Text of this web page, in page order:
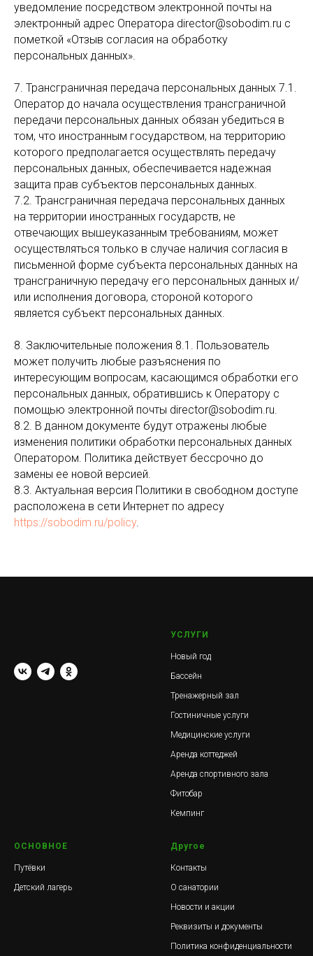
уведомление посредством электронной почты на
электронный адрес Оператора director@sobodim.ru с
пометкой «Отзыв согласия на обработку
персональных данных».
7. Трансграничная передача персональных данных 7.1.
Оператор до начала осуществления трансграничной
передачи персональных данных обязан убедиться в
том, что иностранным государством, на территорию
которого предполагается осуществлять передачу
персональных данных, обеспечивается надежная
защита прав субъектов персональных данных.
7.2. Трансграничная передача персональных данных
на территории иностранных государств, не
отвечающих вышеуказанным требованиям, может
осуществляться только в случае наличия согласия в
письменной форме субъекта персональных данных на
трансграничную передачу его персональных данных и/
или исполнения договора, стороной которого
является субъект персональных данных.
8. Заключительные положения 8.1. Пользователь
может получить любые разъяснения по
интересующим вопросам, касающимся обработки его
персональных данных, обратившись к Оператору с
помощью электронной почты director@sobodim.ru.
8.2. В данном документе будут отражены любые
изменения политики обработки персональных данных
Оператором. Политика действует бессрочно до
замены ее новой версией.
8.3. Актуальная версия Политики в свободном доступе
расположена в сети Интернет по адресу
https://sobodim.ru/policy.
УСЛУГИ
Новый год
Бассейн
Тренажерный зал
Гостиничные услуги
Медицинские услуги
Аренда коттеджей
Аренда спортивного зала
Фитобар
Кемпинг
ОСНОВНОЕ
Путёвки
Детский лагерь
Другое
Контакты
О санатории
Новости и акции
Реквизиты и документы
Политика конфиденциальности